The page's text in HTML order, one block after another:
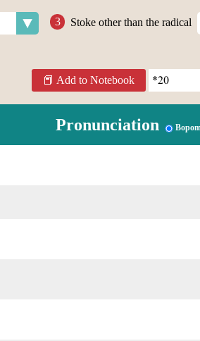
Stoke other than the radical
Add to Notebook
Pronunciation